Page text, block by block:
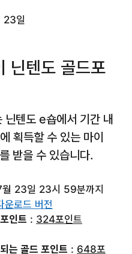
23일
닌텐도 골드포
닌텐도 e숍에서 기간 내
획득할 수 있는 마이
받을 수 있습니다.
23일 23시 59분까지
운로드 버전
인트 : 324포인트
는 골드 포인트 : 648포